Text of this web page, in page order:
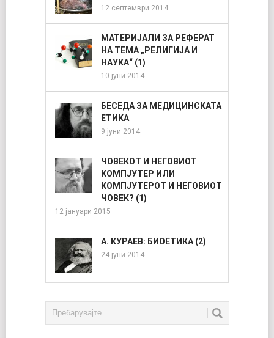
12 септември 2014
МАТЕРИЈАЛИ ЗА РЕФЕРАТ
НА ТЕМА „РЕЛИГИЈА И
НАУКА“ (1)
10 јуни 2014
БЕСЕДА ЗА МЕДИЦИНСКАТА
ЕТИКА
9 јуни 2014
ЧОВЕКОТ И НЕГОВИОТ
КОМПЈУТЕР ИЛИ
КОМПЈУТЕРОТ И НЕГОВИОТ
ЧОВЕК? (1)
12 јануари 2015
А. КУРАЕВ: БИОЕТИКА (2)
24 јуни 2014